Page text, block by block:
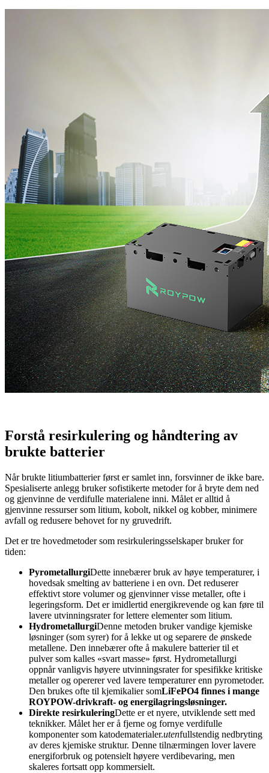
Forstå resirkulering og håndtering av
brukte batterier
Når brukte litiumbatterier først er samlet inn, forsvinner de ikke bare.
Spesialiserte anlegg bruker sofistikerte metoder for å bryte dem ned
og gjenvinne de verdifulle materialene inni. Målet er alltid å
gjenvinne ressurser som litium, kobolt, nikkel og kobber, minimere
avfall og redusere behovet for ny gruvedrift.
Det er tre hovedmetoder som resirkuleringsselskaper bruker for
tiden:
PyrometallurgiDette innebærer bruk av høye temperaturer, i
hovedsak smelting av batteriene i en ovn. Det reduserer
effektivt store volumer og gjenvinner visse metaller, ofte i
legeringsform. Det er imidlertid energikrevende og kan føre til
lavere utvinningsrater for lettere elementer som litium.
HydrometallurgiDenne metoden bruker vandige kjemiske
løsninger (som syrer) for å lekke ut og separere de ønskede
metallene. Den innebærer ofte å makulere batterier til et
pulver som kalles «svart masse» først. Hydrometallurgi
oppnår vanligvis høyere utvinningsrater for spesifikke kritiske
metaller og opererer ved lavere temperaturer enn pyrometoder.
Den brukes ofte til kjemikalier somLiFePO4 finnes i mange
ROYPOW-drivkraft- og energilagringsløsninger.
Direkte resirkuleringDette er et nyere, utviklende sett med
teknikker. Målet her er å fjerne og fornye verdifulle
komponenter som katodematerialer.utenfullstendig nedbryting
av deres kjemiske struktur. Denne tilnærmingen lover lavere
energiforbruk og potensielt høyere verdibevaring, men
skaleres fortsatt opp kommersielt.